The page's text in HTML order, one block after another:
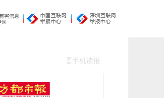
手机读报